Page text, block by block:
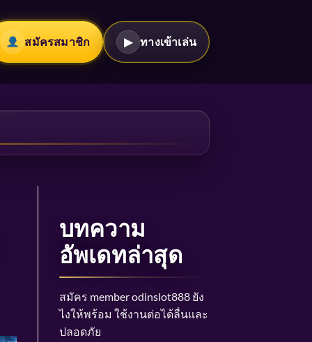
สมัครสมาชิก ▶ ทางเข้าเล่น
บทความ
อัพเดทล่าสุด
สมัคร member odinslot888 ยัง
ไงให้พร้อม ใช้งานต่อได้ลื่นและ
ปลอดภัย